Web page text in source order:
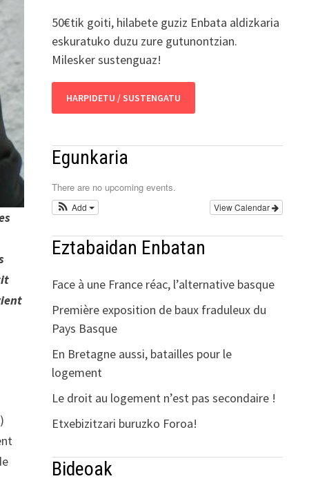
50€tik goiti, hilabete guziz Enbata aldizkaria
eskuratuko duzu zure gutunontzian.
Milesker sustenguaz!
HARPIDETU / SUSTENGATU
Egunkaria
There are no upcoming events.
View Calendar
Add
Eztabaidan Enbatan
Face à une France réac, l’alternative basque
Première exposition de baux fraduleux du
Pays Basque
En Bretagne aussi, batailles pour le
logement
Le droit au logement n’est pas secondaire !
Etxebizitzari buruzko Foroa!
Bideoak